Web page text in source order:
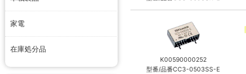
家電
在庫処分品
K00590000252
型番/品番CC3-0503SS-E